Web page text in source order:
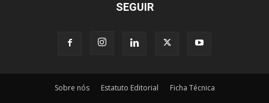
SEGUIR
Sobre nós Estatuto Editorial Ficha Técnica